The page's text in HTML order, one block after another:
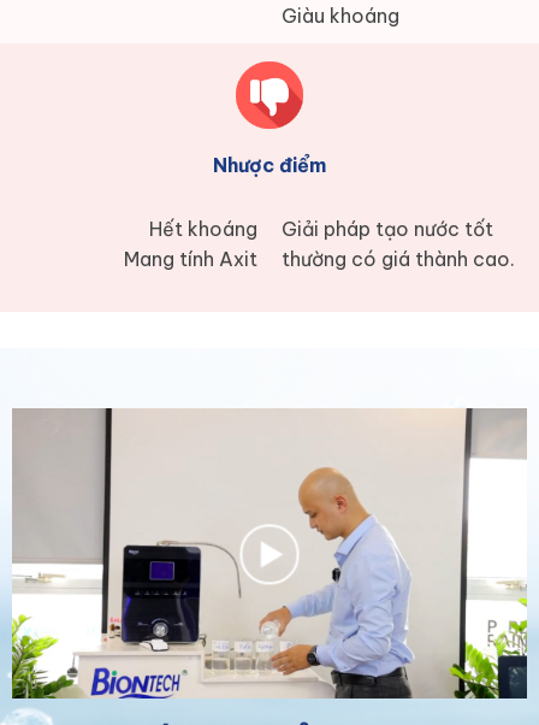
Giàu khoáng
Hết khoáng
Mang tính Axit
Nhược điểm
Giải pháp tạo nước tốt
thường có giá thành cao.